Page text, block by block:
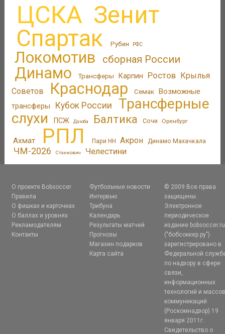
ЦСКА Зенит
Спартак Рубин РФС
Локомотив сборная России
Динамо Трансферы Карпин Ростов
Крылья
Советов
Краснодар Семак
Возможные
трансферы
Кубок России
Трансферные
слухи
ПСЖ Дзюба Балтика Сочи Оренбург
Ахмат РПЛ Пари НН Акрон Динамо Махачкала
ЧМ-2026 Станкович Челестини
О проекте Bobsoccer
Правила
О фишках и карточках
О баллах и уровнях
Рекламодателям
Контакты
Футбольные новости
Интервью
Трибуна
Календарь
Результаты матчей
Прогнозы
Магазин подарков
Карта сайта
© 2009 Все права
защищены.
Электронное
периодическое
издание bobsoccer.ru
("бобсоккер.ру")
зарегистрировано в
Федеральной
по надзору в сфере
связи,
информационных
технологий и
коммуникаций
(Роскомнадзор) 19
января 2011г.
Свидетельство о